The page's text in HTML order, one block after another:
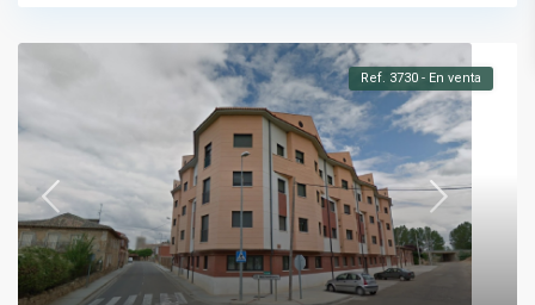
Ref. 3730 - En venta